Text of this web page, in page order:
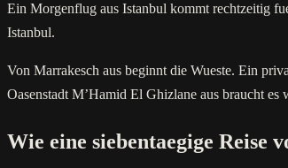
Ein Morgenflug aus Istanbul kommt rechtzeitig
Istanbul.
Von Marrakesch aus beginnt die Wueste. Ein
Oasenstadt M’Hamid El Ghizlane aus braucht
Wie eine siebentaegige Reise